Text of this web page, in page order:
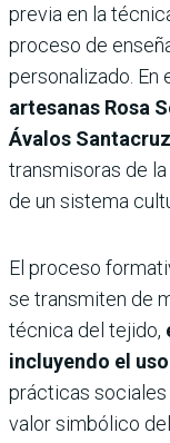
previa en la
proceso de
personalizado. En
artesanas Rosa
Ávalos Santacruz
transmisoras de
de un sistema
El proceso
se transmiten de
técnica del tejido,
incluyendo el
prácticas sociales
valor simbólico